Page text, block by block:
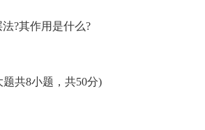
?其作用是什么?
共8小题，共50分)